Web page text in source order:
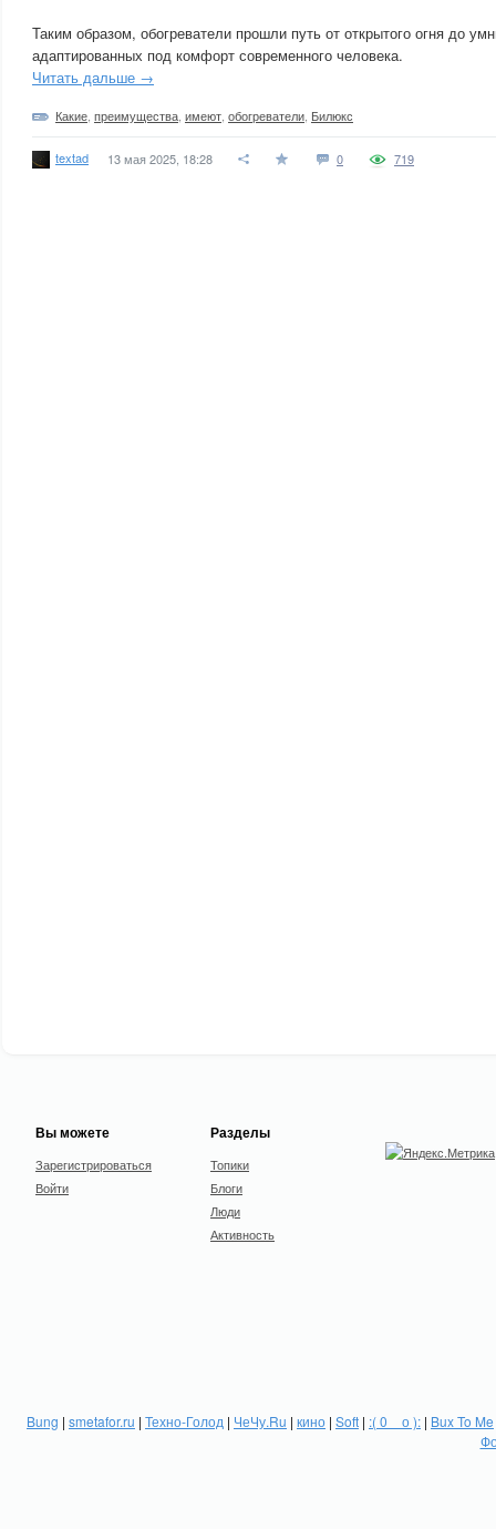
Таким образом, обогреватели прошли путь от открытого огня до
адаптированных под комфорт современного человека.
Читать дальше →
Какие преимущества имеют обогреватели Билюкс
textad 13 мая 2025, 18:28 0 719
Вы можете
Зарегистрироваться
Войти
Разделы
Топики
Блоги
Люди
Активность
Bung | smetafor.ru | Техно-Голод | ЧеЧу.Ru | кино | Soft | :( 0 _ о ): | Bux To Me